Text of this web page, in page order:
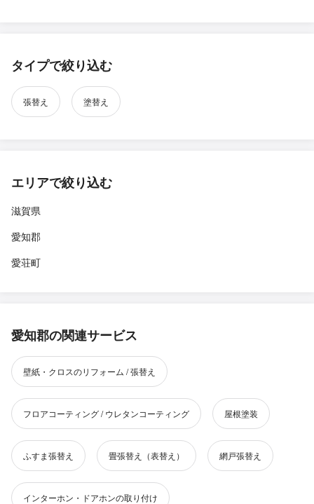
タイプで絞り込む
張替え 塗替え
エリアで絞り込む
滋賀県
愛知郡
愛荘町
愛知郡の関連サービス
壁紙・クロスのリフォーム / 張替え
フロアコーティング / ウレタンコーティング 屋根塗装
ふすま張替え 畳張替え（表替え） 網戸張替え
インターホン・ドアホンの取り付け